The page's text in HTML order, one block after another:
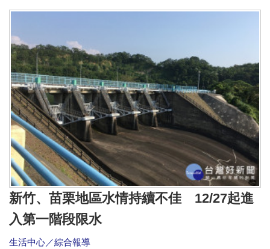
新竹、苗栗地區水情持續不佳 12/27起進
入第一階段限水
生活中心／綜合報導